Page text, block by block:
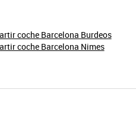
coche Barcelona Burdeos
coche Barcelona Nimes